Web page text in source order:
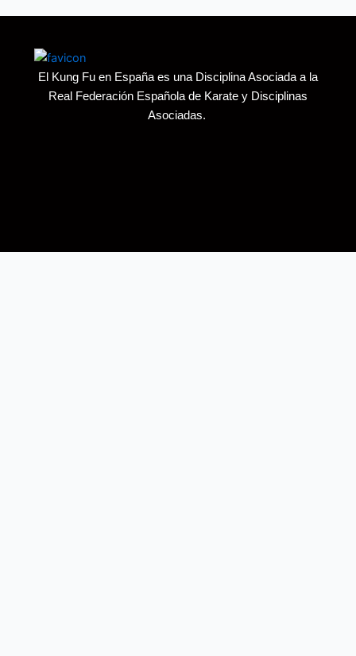
El Kung Fu en España es una Disciplina Asociada a la
Real Federación Española de Karate y Disciplinas
Asociadas.